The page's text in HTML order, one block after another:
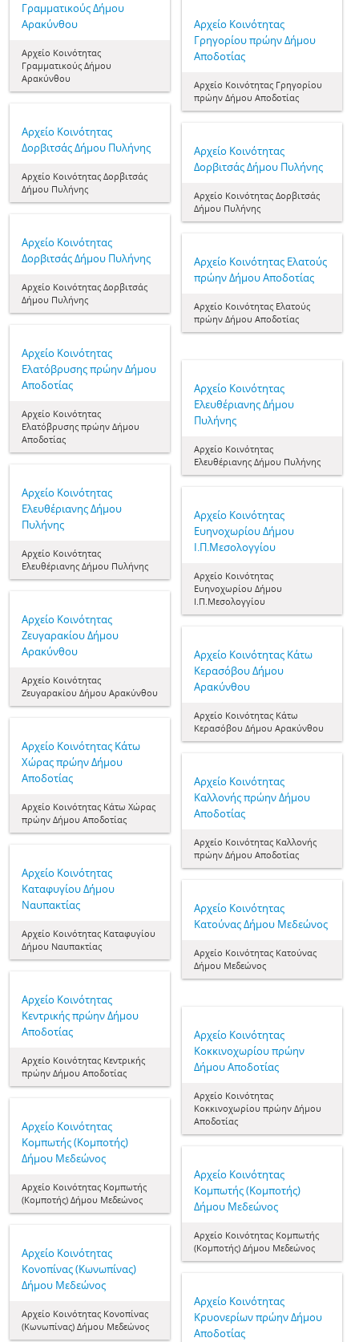
Γραμματικούς Δήμου
Αρακύνθου
Aρχείο Κοινότητας
Γραμματικούς Δήμου
Αρακύνθου
Aρχείο Κοινότητας
Γρηγορίου πρώην Δήμου
Αποδοτίας
Aρχείο Κοινότητας Γρηγορίου
πρώην Δήμου Αποδοτίας
Aρχείο Κοινότητας
Δορβιτσάς Δήμου Πυλήνης
Aρχείο Κοινότητας Δορβιτσάς
Δήμου Πυλήνης
Aρχείο Κοινότητας
Δορβιτσάς Δήμου Πυλήνης
Aρχείο Κοινότητας Δορβιτσάς
Δήμου Πυλήνης
Aρχείο Κοινότητας
Δορβιτσάς Δήμου Πυλήνης
Aρχείο Κοινότητας Δορβιτσάς
Δήμου Πυλήνης
Aρχείο Κοινότητας Ελατούς
πρώην Δήμου Αποδοτίας
Aρχείο Κοινότητας Ελατούς
πρώην Δήμου Αποδοτίας
Aρχείο Κοινότητας
Ελατόβρυσης πρώην Δήμου
Αποδοτίας
Aρχείο Κοινότητας
Ελατόβρυσης πρώην Δήμου
Αποδοτίας
Aρχείο Κοινότητας
Ελευθέριανης Δήμου
Πυλήνης
Aρχείο Κοινότητας
Ελευθέριανης Δήμου Πυλήνης
Aρχείο Κοινότητας
Ελευθέριανης Δήμου
Πυλήνης
Aρχείο Κοινότητας
Ελευθέριανης Δήμου Πυλήνης
Aρχείο Κοινότητας
Ευηνοχωρίου Δήμου
Ι.Π.Μεσολογγίου
Aρχείο Κοινότητας
Ευηνοχωρίου Δήμου
Ι.Π.Μεσολογγίου
Aρχείο Κοινότητας
Ζευγαρακίου Δήμου
Αρακύνθου
Aρχείο Κοινότητας
Ζευγαρακίου Δήμου Αρακύνθου
Aρχείο Κοινότητας Κάτω
Κερασόβου Δήμου
Αρακύνθου
Aρχείο Κοινότητας Κάτω
Κερασόβου Δήμου Αρακύνθου
Aρχείο Κοινότητας Κάτω
Χώρας πρώην Δήμου
Αποδοτίας
Aρχείο Κοινότητας Κάτω Χώρας
πρώην Δήμου Αποδοτίας
Aρχείο Κοινότητας
Καλλονής πρώην Δήμου
Αποδοτίας
Aρχείο Κοινότητας Καλλονής
πρώην Δήμου Αποδοτίας
Aρχείο Κοινότητας
Καταφυγίου Δήμου
Ναυπακτίας
Aρχείο Κοινότητας Καταφυγίου
Δήμου Ναυπακτίας
Aρχείο Κοινότητας
Κατούνας Δήμου Μεδεώνος
Aρχείο Κοινότητας Κατούνας
Δήμου Μεδεώνος
Aρχείο Κοινότητας
Κεντρικής πρώην Δήμου
Αποδοτίας
Aρχείο Κοινότητας Κεντρικής
πρώην Δήμου Αποδοτίας
Aρχείο Κοινότητας
Κοκκινοχωρίου πρώην
Δήμου Αποδοτίας
Aρχείο Κοινότητας
Κοκκινοχωρίου πρώην Δήμου
Αποδοτίας
Aρχείο Κοινότητας
Κομπωτής (Κομποτής)
Δήμου Μεδεώνος
Aρχείο Κοινότητας Κομπωτής
(Κομποτής) Δήμου Μεδεώνος
Aρχείο Κοινότητας
Κομπωτής (Κομποτής)
Δήμου Μεδεώνος
Aρχείο Κοινότητας Κομπωτής
(Κομποτής) Δήμου Μεδεώνος
Aρχείο Κοινότητας
Κονοπίνας (Κωνωπίνας)
Δήμου Μεδεώνος
Aρχείο Κοινότητας Κονοπίνας
(Κωνωπίνας) Δήμου Μεδεώνος
Aρχείο Κοινότητας
Κρυονερίων πρώην Δήμου
Αποδοτίας